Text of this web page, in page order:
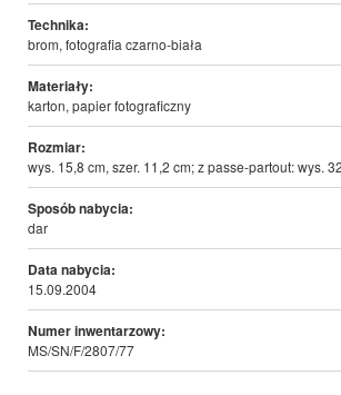
Technika:
brom, fotografia czarno-biała
Materiały:
karton, papier fotograficzny
Rozmiar:
wys. 15,8 cm, szer. 11,2 cm; z passe-partout: wys.
Sposób nabycia:
dar
Data nabycia:
15.09.2004
Numer inwentarzowy:
MS/SN/F/2807/77